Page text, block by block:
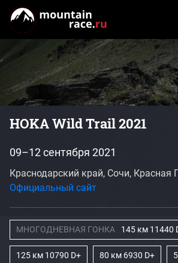
HOKA Wild Trail 2021
09–12 сентября 2021
Краснодарский край, Сочи, Красная
Официальный сайт
МНОГОДНЕВНАЯ ГОНКА 145 км 11440
125 км 10790 D+ 80 км 6930 D+